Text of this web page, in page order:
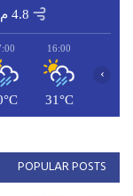
4.8 م\ث
16:00
31°C
›
POPULAR POSTS